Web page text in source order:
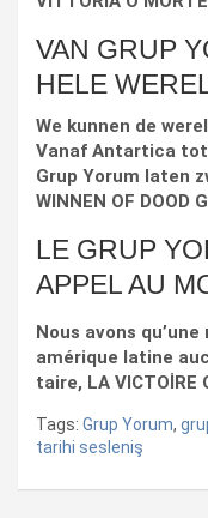
VAN GRUP
HELE
We kunnen de
Vanaf Antartica
Grup Yorum laten
WINNEN OF DOOD
LE GRUP
APPEL AU
Nous avons
amérique latine
taire, LA VICTOİRE
Tags: Grup Yorum,
tarihi sesleniş